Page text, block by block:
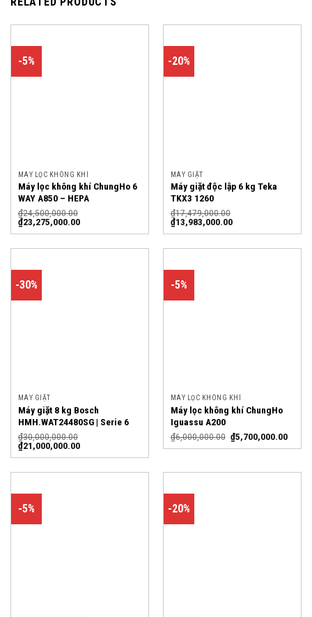
-5%
MÁY LỌC KHÔNG KHÍ
Máy lọc không khí ChungHo 6
WAY A850 – HEPA
₫24,500,000.00
₫23,275,000.00
-20%
MÁY GIẶT
Máy giặt độc lập 6 kg Teka
TKX3 1260
₫17,479,000.00
₫13,983,000.00
-30%
MÁY GIẶT
Máy giặt 8 kg Bosch
HMH.WAT24480SG | Serie 6
₫30,000,000.00
₫21,000,000.00
-5%
MÁY LỌC KHÔNG KHÍ
Máy lọc không khí ChungHo
Iguassu A200
₫6,000,000.00 ₫5,700,000.00
-5% -20%